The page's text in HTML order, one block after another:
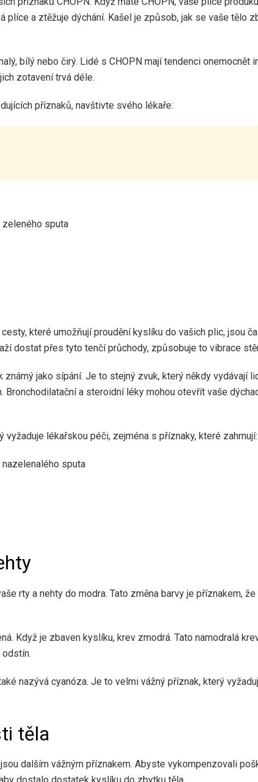
plíce a ztěžuje dýchání. Kašel je způsob, jak se vaše tělo
bílý nebo čirý. Lidé s CHOPN mají tendenci onemocnět
zotavení trvá déle.
příznaků, navštivte svého lékaře:
sputa
které umožňují proudění kyslíku do vašich plic, jsou
dostat přes tyto tenčí průchody, způsobuje to vibrace
jako sípání. Je to stejný zvuk, který někdy vydávají
Bronchodilatační a steroidní léky mohou otevřít vaše
vyžaduje lékařskou péči, zejména s příznaky, které zahrnují:
sputa
rty a nehty do modra. Tato změna barvy je příznakem,
Když je zbaven kyslíku, krev zmodrá. Tato namodralá
odstín.
nazývá cyanóza. Je to velmi vážný příznak, který
těla
dalším vážným příznakem. Abyste vykompenzovali